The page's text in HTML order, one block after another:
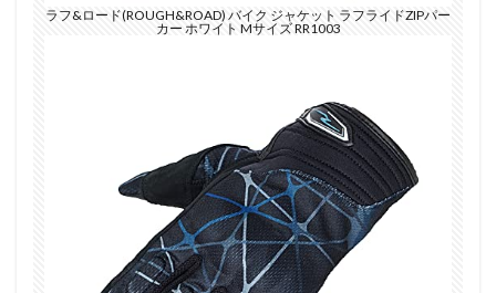
ラフ&ロード(ROUGH&ROAD) バイク ジャケット ラフライドZIPパー
カー ホワイト Mサイズ RR1003